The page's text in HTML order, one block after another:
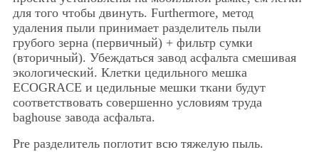
для того чтобы двинуть. Furthermore, метод
удаления пыли принимает разделитель пыли
грубого зерна (первичный) + фильтр сумки
(вторичный). Убеждаться завод асфальта смешивая
экологический. Клетки цедильного мешка
ECOGRACE и цедильные мешки ткани будут
соответствовать совершенно условиям труда
baghouse завода асфальта.
Pre разделитель поглотит всю тяжелую пыль.